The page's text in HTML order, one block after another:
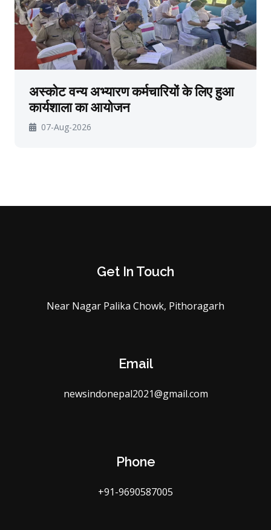
अस्कोट वन्य अभ्यारण कर्मचारियों के लिए हुआ
कार्यशाला का आयोजन
07-Aug-2026
Get In Touch
Near Nagar Palika Chowk, Pithoragarh
Email
newsindonepal2021@gmail.com
Phone
+91-9690587005